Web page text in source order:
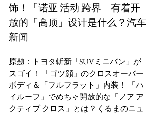
饰！「诺亚 活动 跨界」有着开
放的「高顶」设计是什么？汽车
新闻
原题：トヨタ斬新「SUVミニバン」が
スゴイ！ 「ゴツ顔」のクロスオーバー
ボディ＆「フルフラット」内装！ 「ハ
イルーフ」でめちゃ開放的な「ノア ア
クティブ クロス」とは？くるまのニュ